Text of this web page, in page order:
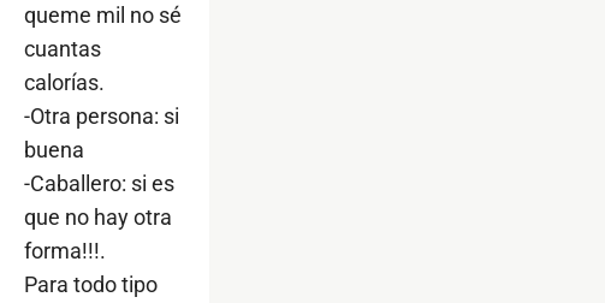
queme mil no sé
cuantas
calorías.
-Otra persona: si
buena
-Caballero: si es
que no hay otra
forma!!!.
Para todo tipo